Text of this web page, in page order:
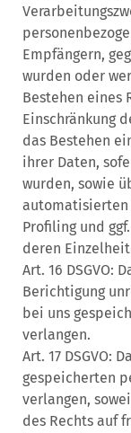
Empfängern,
wurden oder
Bestehen eines
Einschränkung
das Bestehen
ihrer Daten,
wurden, sowie
automatisierten
Profiling und
deren
Art. 16 DSGVO:
Berichtigung
bei uns
verlangen.
Art. 17 DSGVO:
gespeicherten
verlangen,
des Rechts auf